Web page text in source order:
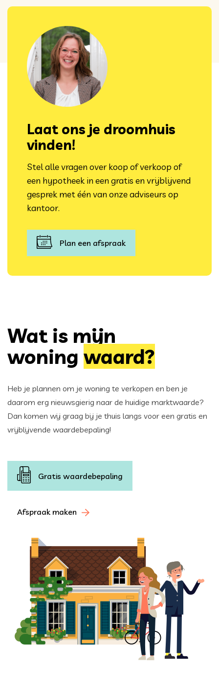
Laat ons je droomhuis
vinden!
Stel alle vragen over koop of verkoop of
een hypotheek in een gratis en vrijblijvend
gesprek met één van onze adviseurs op
kantoor.
Plan een afspraak
Wat is mijn
woning waard?
Heb je plannen om je woning te verkopen en ben je
daarom erg nieuwsgierig naar de huidige marktwaarde?
Dan komen wij graag bij je thuis langs voor een gratis en
vrijblijvende waardebepaling!
Gratis waardebepaling
Afspraak maken